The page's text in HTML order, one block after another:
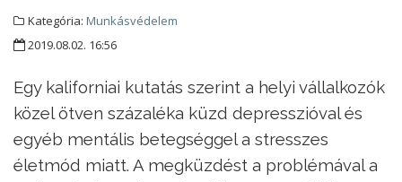
Kategória: Munkásvédelem
2019.08.02. 16:56
Egy kaliforniai kutatás szerint a helyi vállalkozók
közel ötven százaléka küzd depresszióval és
egyéb mentális betegséggel a stresszes
életmód miatt. A megküzdést a problémával a